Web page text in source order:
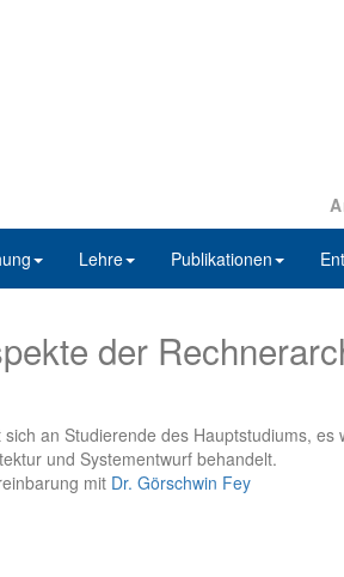
Lehre Publikationen
der
an Studierende des Hauptstudiums,
und Systementwurf behandelt.
mit Dr. Görschwin Fey